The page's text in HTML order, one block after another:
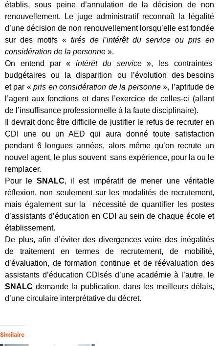
établis, sous peine d’annulation de la décision de non
renouvellement. Le juge administratif reconnaît la légalité
d’une décision de non renouvellement lorsqu’elle est fondée
sur des motifs « tirés de l’intérêt du service ou pris en
considération de la personne ».
On entend par «intérêt du service», les contraintes
budgétaires ou la disparition ou l’évolution des besoins
et par «pris en considération de la personne», l’aptitude de
l’agent aux fonctions et dans l’exercice de celles-ci (allant
de l’insuffisance professionnelle à la faute disciplinaire).
Il devrait donc être difficile de justifier le refus de recruter en
CDI une ou un AED qui aura donné toute satisfaction
pendant 6 longues années, alors même qu’on recrute un
nouvel agent, le plus souvent sans expérience, pour la ou le
remplacer.
Pour le SNALC, il est impératif de mener une véritable
réflexion, non seulement sur les modalités de recrutement,
mais également sur la nécessité de quantifier les postes
d’assistants d’éducation en CDI au sein de chaque école et
établissement.
De plus, afin d’éviter des divergences voire des inégalités
de traitement en termes de recrutement, de mobilité,
d’évaluation, de formation continue et de réévaluation des
assistants d’éducation CDIsés d’une académie à l’autre, le
SNALC demande la publication, dans les meilleurs délais,
d’une circulaire interprétative du décret.
Similaire